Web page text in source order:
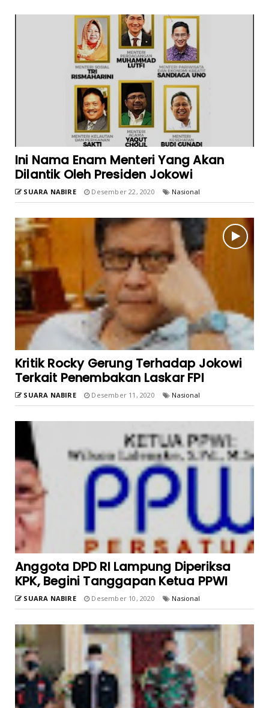
Ini Nama Enam Menteri Yang Akan
Dilantik Oleh Presiden Jokowi
SUARA NABIRE Desember 22, 2020 Nasional
Kritik Rocky Gerung Terhadap Jokowi
Terkait Penembakan Laskar FPI
SUARA NABIRE Desember 11, 2020 Nasional
Anggota DPD RI Lampung Diperiksa
KPK, Begini Tanggapan Ketua PPWI
SUARA NABIRE Desember 10, 2020 Nasional